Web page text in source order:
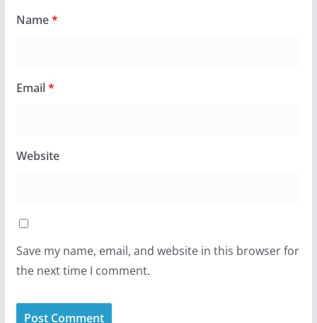
Name*
Email*
Website
Save my name, email, and website in this browser for
the next time I comment.